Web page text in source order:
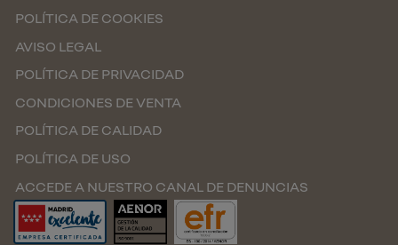
POLÍTICA DE COOKIES
AVISO LEGAL
POLÍTICA DE PRIVACIDAD
CONDICIONES DE VENTA
POLÍTICA DE CALIDAD
POLÍTICA DE USO
ACCEDE A NUESTRO CANAL DE DENUNCIAS